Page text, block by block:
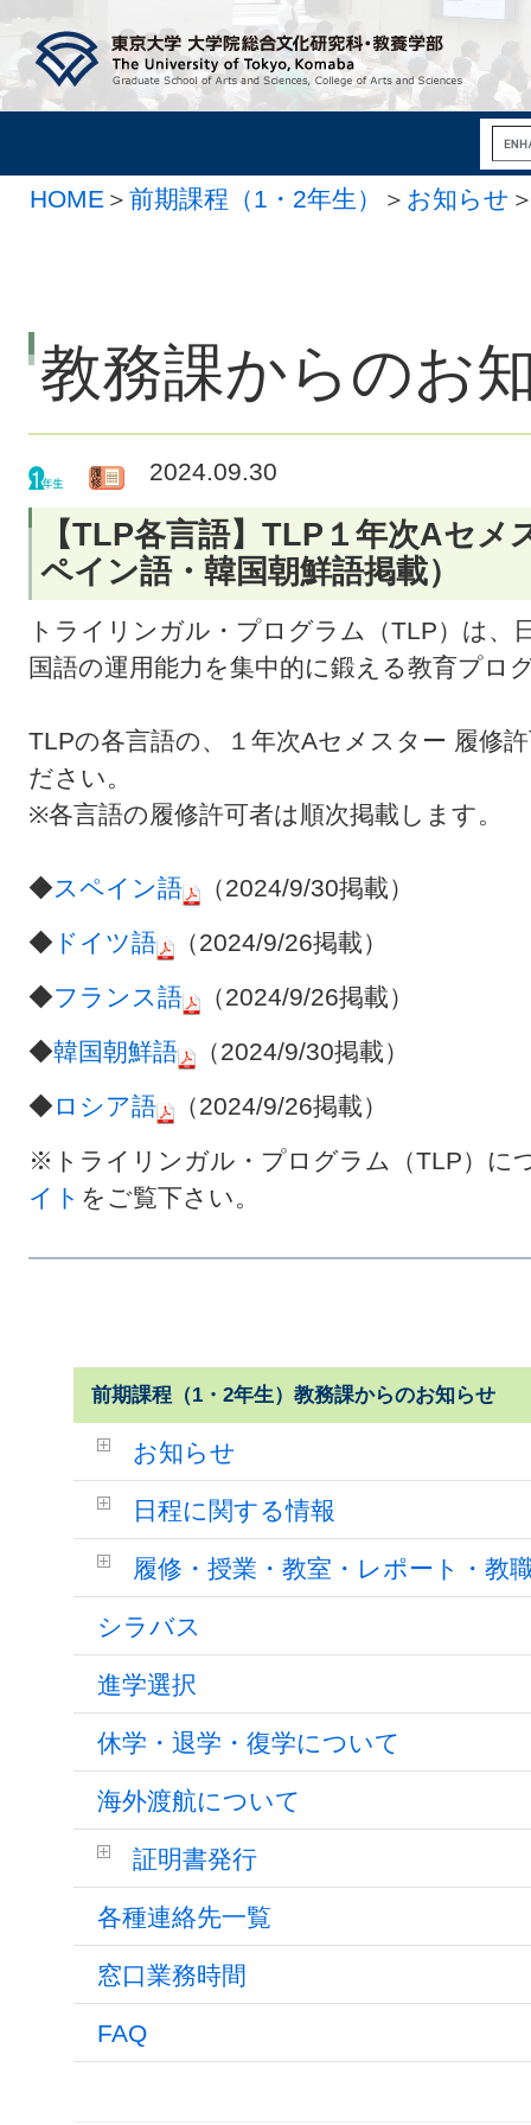
HOME ＞ 前期課程（1・2年生） ＞ お知らせ
教務課からのお
2024.09.30
【TLP各言語】TLP１年次Aセ
ペイン語・韓国朝鮮語掲載）
トライリンガル・プログラム（TLP）は、
国語の運用能力を集中的に鍛える教育プロ
TLPの各言語の、１年次Aセメスター 履修
ださい。
※各言語の履修許可者は順次掲載します。
◆スペイン語
（2024/9/30掲載）
◆ ドイツ語
（2024/9/26掲載）
◆フランス語
（2024/9/26掲載）
◆韓国朝鮮語
（2024/9/30掲載）
◆ロシア語
（2024/9/26掲載）
※トライリンガル・プログラム（TLP）に
イト をご覧下さい。
前期課程（1・2年生）教務課からのお知らせ
お知らせ
日程に関する情報
履修・授業・教室・レポート・教
シラバス
進学選択
休学・退学・復学について
海外渡航について
証明書発行
各種連絡先一覧
窓口業務時間
FAQ